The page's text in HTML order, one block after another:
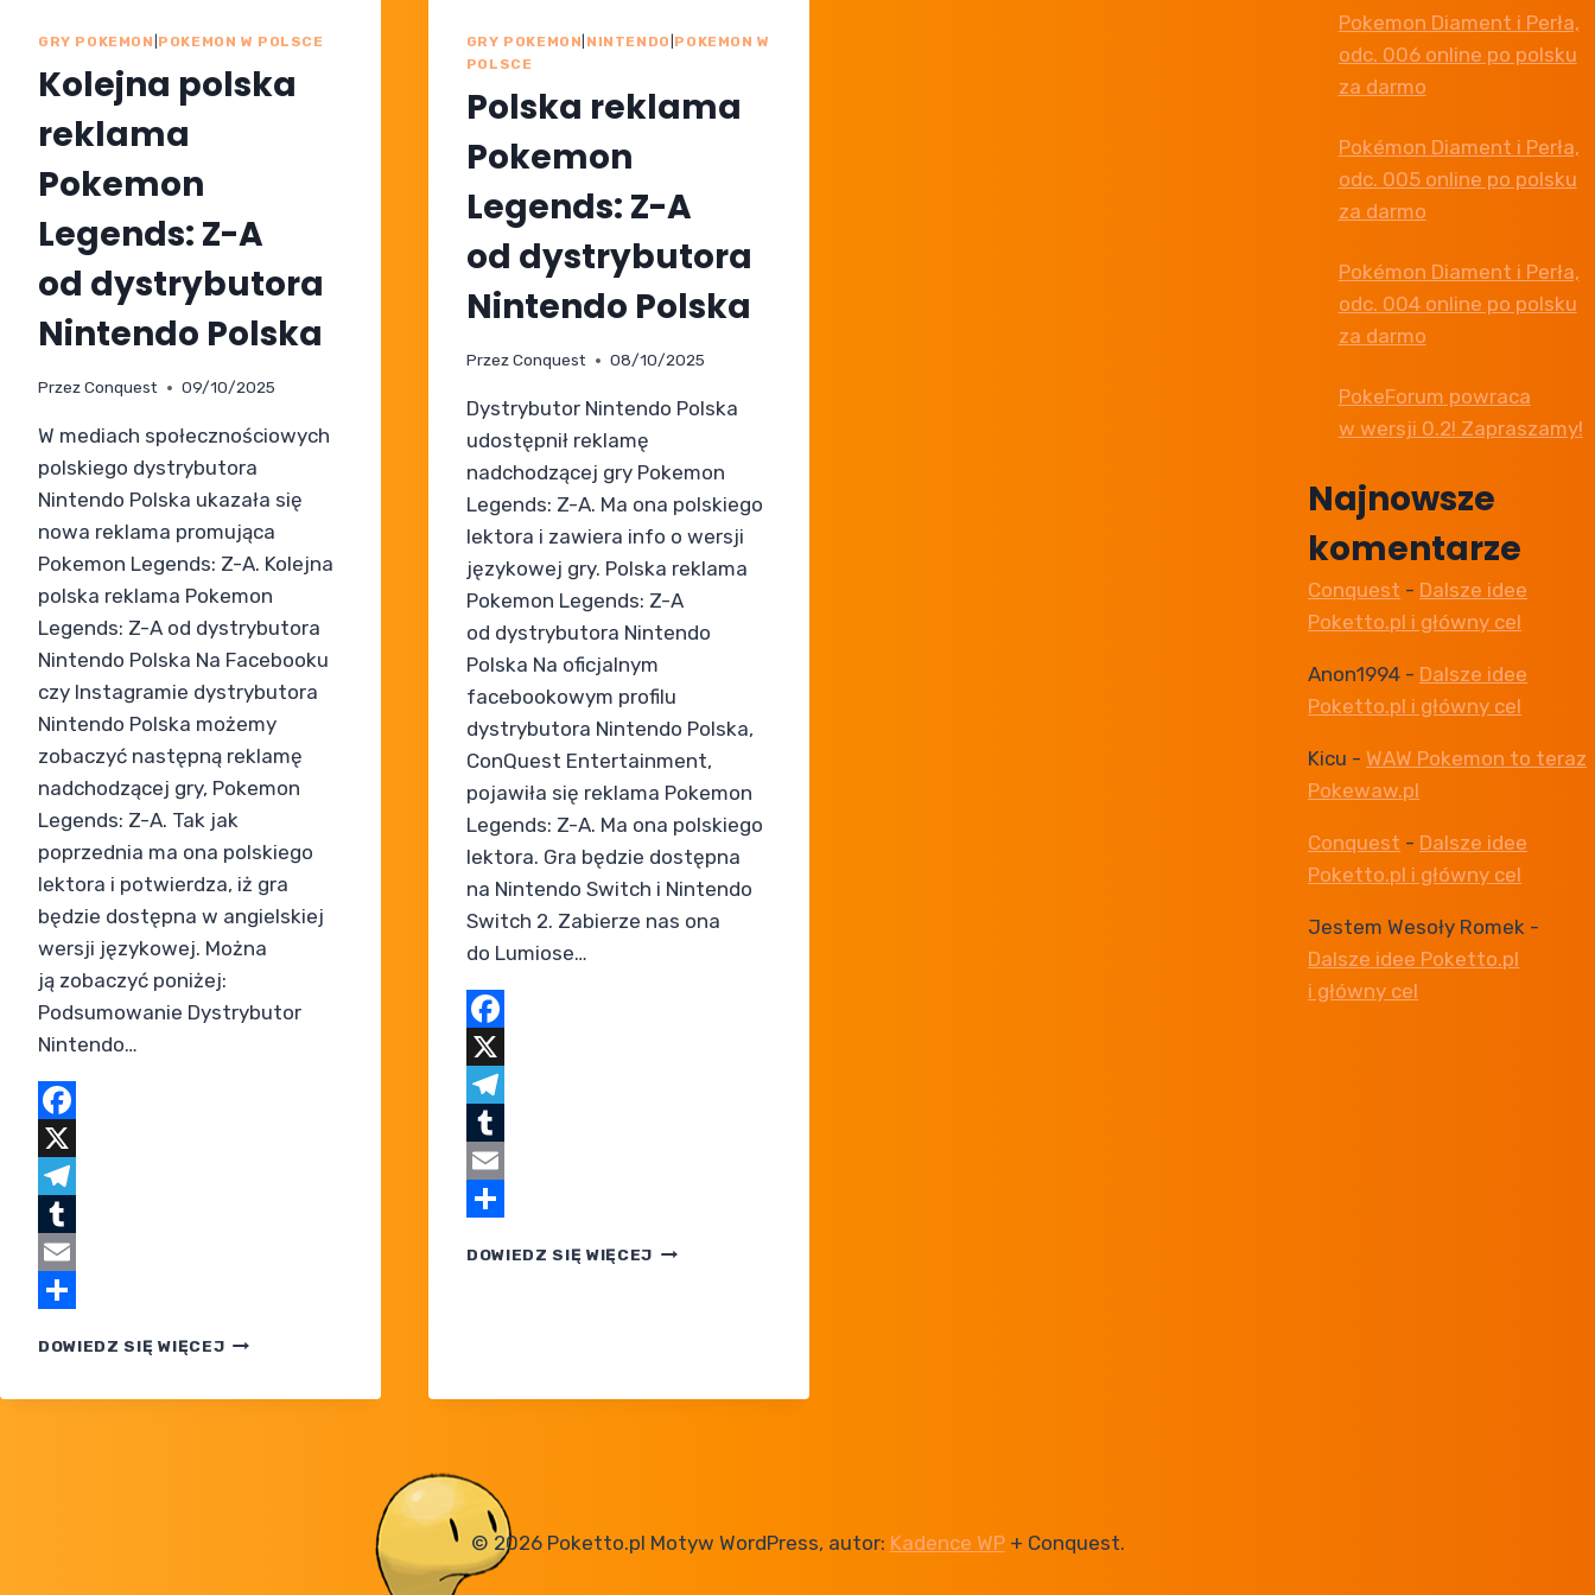
GRY POKEMON POKEMON W POLSCE
Kolejna polska
reklama
Pokemon
Legends: Z-A
od dystrybutora
Nintendo Polska
PrzezConquest 09/10/2025
W mediach społecznościowych
polskiego dystrybutora
Nintendo Polska ukazała się
nowa reklama promująca
Pokemon Legends: Z-A. Kolejna
polska reklama Pokemon
Legends: Z-A od dystrybutora
Nintendo Polska Na Facebooku
czy Instagramie dystrybutora
Nintendo Polska możemy
zobaczyć następną reklamę
nadchodzącej gry, Pokemon
Legends: Z-A. Tak jak
poprzednia ma ona polskiego
lektora i potwierdza, iż gra
będzie dostępna w angielskiej
wersji językowej. Można
ją zobaczyć poniżej:
Podsumowanie Dystrybutor
Nintendo…
Facebook
X
Telegram
Tumblr
Email
DOWIEDZ SIĘ WIĘCEJKOLEJNA
OD DYSTRYBUTORA
GRY POKEMON NINTENDO POKEMON W
POLSCE
Polska reklama
Pokemon
Legends: Z-A
od dystrybutora
Nintendo Polska
PrzezConquest 08/10/2025
Dystrybutor Nintendo Polska
udostępnił reklamę
nadchodzącej gry Pokemon
Legends: Z-A. Ma ona polskiego
lektora i zawiera info o wersji
językowej gry. Polska reklama
Pokemon Legends: Z-A
od dystrybutora Nintendo
Polska Na oficjalnym
facebookowym profilu
dystrybutora Nintendo Polska,
ConQuest Entertainment,
pojawiła się reklama Pokemon
Legends: Z-A. Ma ona polskiego
lektora. Gra będzie dostępna
na Nintendo Switch i Nintendo
Switch 2. Zabierze nas ona
do Lumiose…
Facebook
X
Telegram
Tumblr
Email
DOWIEDZ SIĘ WIĘCEJ POLSKA
OD DYSTRYBUTORA
Pokemon Diament i Perła,
odc. 006 online po polsku
za darmo
Pokémon Diament i Perła,
odc. 005 online po polsku
za darmo
Pokémon Diament i Perła,
odc. 004 online po polsku
za darmo
PokeForum powraca
w wersji 0.2! Zapraszamy!
Najnowsze
komentarze
Conquest - Dalsze idee
Poketto.pl i główny cel
Anon1994 - Dalsze idee
Poketto.pl i główny cel
Kicu - WAW Pokemon to teraz
Pokewaw.pl
Conquest - Dalsze idee
Poketto.pl i główny cel
Jestem Wesoły Romek -
Dalsze idee Poketto.pl
i główny cel
© 2026 Poketto.pl Motyw WordPress, autor: Kadence WP+ Conquest.